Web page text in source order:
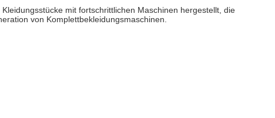
mit fortschrittlichen Maschinen hergestellt, die
von Komplettbekleidungsmaschinen.